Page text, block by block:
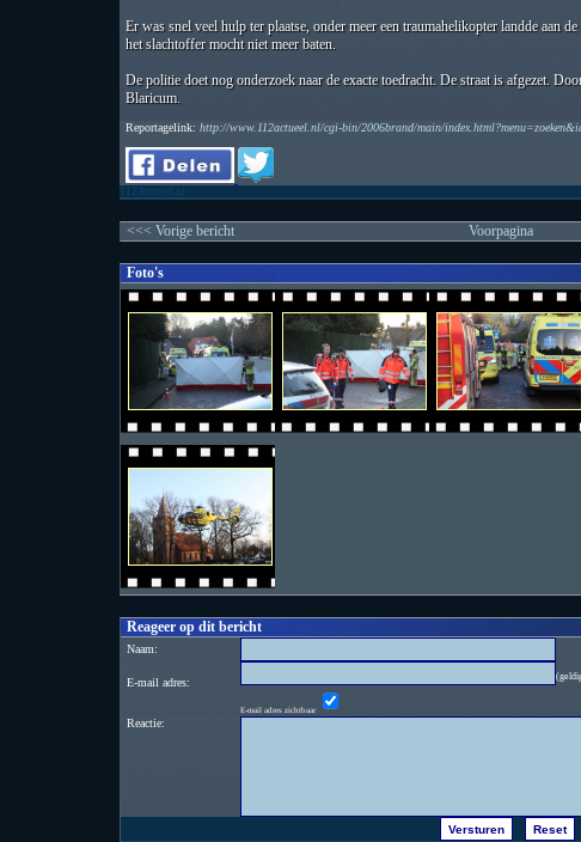
Er was snel veel hulp ter plaatse, onder meer een traumahelikopter landde aan
het slachtoffer mocht niet meer baten.
De politie doet nog onderzoek naar de exacte toedracht. De straat is afgezet.
Blaricum.
Reportagelink: http://www.112actueel.nl/cgi-bin/2006brand/main/
112Actueel.nl
<<< Vorige bericht Voorpagina
Foto's
Reageer op dit bericht
Naam:
E-mail adres:
E-mail adres zichtbaar
Reactie: